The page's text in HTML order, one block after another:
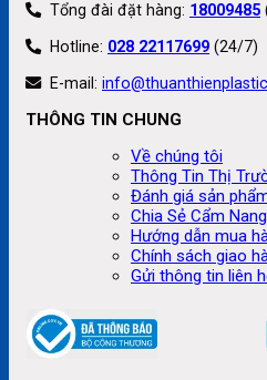
Tổng đài đặt hàng: 18009485
Hotline: 028 22117699 (24/7)
E-mail:
THÔNG TIN CHUNG
Về chúng tôi
Thông Tin Thị
Đánh giá sản
Chia Sẻ Cẩm Nang
Hướng dẫn mua
Chính sách giao
Gửi thông tin liên